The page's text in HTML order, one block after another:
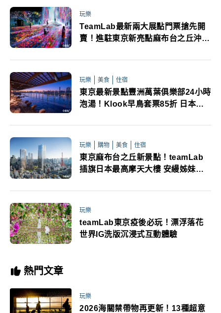
玩樂
TeamLab最新兩大展點門票搶先開
賣！進駐東京新亮點麻布台之丘沖繩
玩樂 美食 住宿
東京最新景點豐洲萬葉俱樂部24小時
泡湯！Klook早鳥套票85折 日本第
玩樂 購物 美食 住宿
東京麻布台之丘新景點！teamLab
插旗日本最高摩天大樓 安縵姊妹品
玩樂
teamLab東京疫後必玩！漂浮落花
世界IG洗版沉浸式互動體驗
熱門文章
玩樂
2026海關禁帶物再更新！13種超意